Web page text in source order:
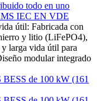
todo en uno
IEC EN VDE
útil: Fabricada con
y litio (LiFePO4),
larga vida útil para
modular integrado